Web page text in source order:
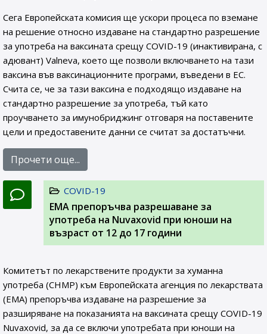
Сега Европейската комисия ще ускори процеса по вземане
на решение относно издаване на стандартно разрешение
за употреба на ваксината срещу COVID-19 (инактивирана, с
адювант) Valneva, което ще позволи включването на тази
ваксина във ваксинационните програми, въведени в ЕС.
Счита се, че за тази ваксина е подходящо издаване на
стандартно разрешение за употреба, тъй като
проучването за имунобриджинг отговаря на поставените
цели и предоставените данни се считат за достатъчни.
Прочети още...
COVID-19
ЕМА препоръчва разрешаване за
употреба на Nuvaxovid при юноши на
възраст от 12 до 17 години
Комитетът по лекарствените продукти за хуманна
употреба (CHMP) към Европейската агенция по лекарствата
(EMA) препоръчва издаване на разрешение за
разширяване на показанията на ваксината срещу COVID-19
Nuvaxovid, за да се включи употребата при юноши на